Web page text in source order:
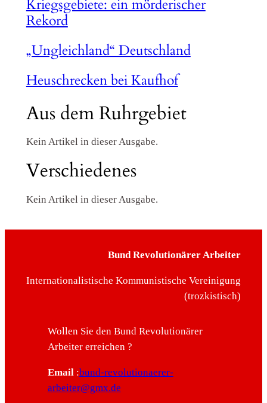
Kriegsgebiete: ein mörderischer
Rekord
„Ungleichland“ Deutschland
Heuschrecken bei Kaufhof
Aus dem Ruhrgebiet
Kein Artikel in dieser Ausgabe.
Verschiedenes
Kein Artikel in dieser Ausgabe.
Bund Revolutionärer Arbeiter
Internationalistische Kommunistische Vereinigung
(trozkistisch)
Wollen Sie den Bund Revolutionärer
Arbeiter erreichen ?
Email:bund-revolutionaerer-
arbeiter@gmx.de